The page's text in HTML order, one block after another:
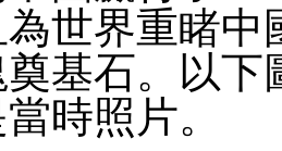
世界重睹中
基石。以下
時照片。